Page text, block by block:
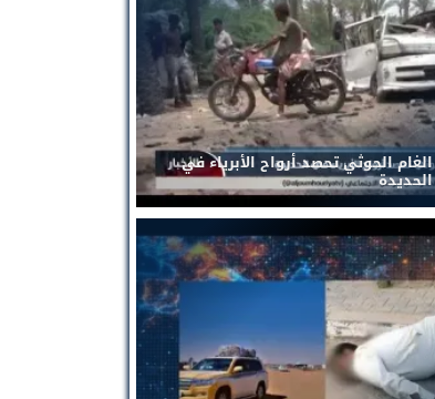
الغام الحوثي تحصد أرواح الأبرياء في
الحديدة